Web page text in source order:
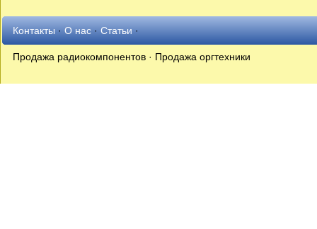
Контакты·О нас·Статьи·
Продажа радиокомпонентов · Продажа оргтехники